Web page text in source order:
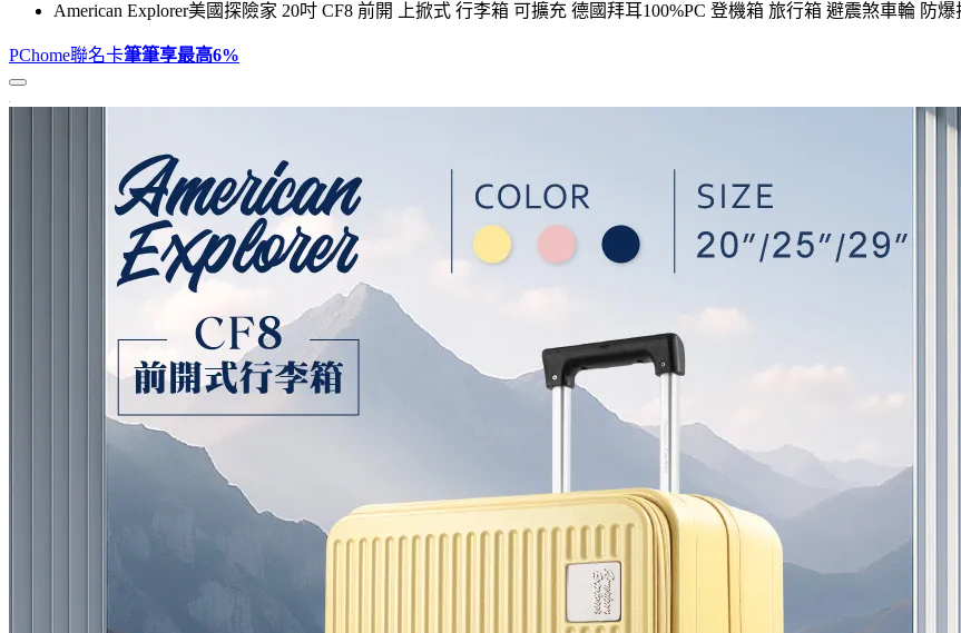
American Explorer美國探險家 20吋 CF8 前開 上掀式 行李箱 可擴充 德國拜耳100%PC 登機箱 旅行箱 避震煞車輪 防
PChome聯名卡筆筆享最高6%